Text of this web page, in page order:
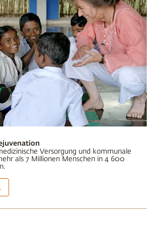
Versorgung und kommunale
als 7 Millionen Menschen in 4 600